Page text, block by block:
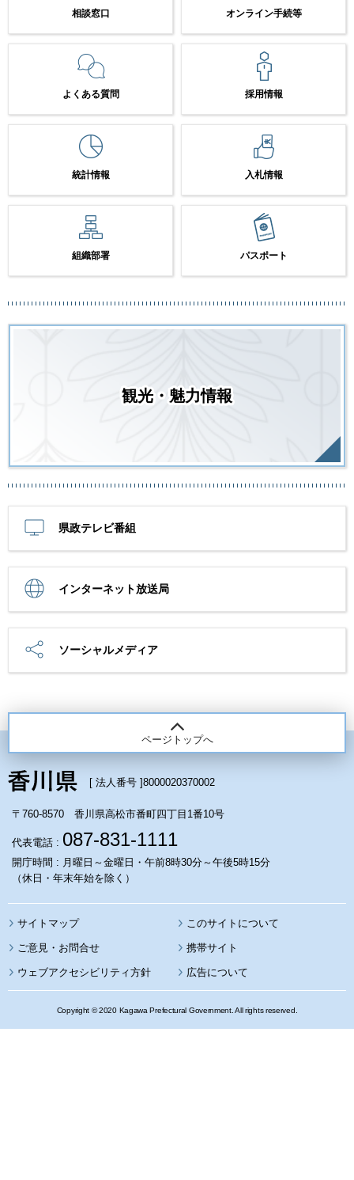
相談窓口 オンライン手続等
よくある質問 採用情報
統計情報 入札情報
組織部署 パスポート
観光・魅力情報
県政テレビ番組
インターネット放送局
ソーシャルメディア
ページトップへ
[ 法人番号 ]8000020370002
〒760-8570 香川県高松市番町四丁目1番10号
代表電話 : 087-831-1111
開庁時間 : 月曜日～金曜日・午前8時30分～午後5時15分
（休日・年末年始を除く）
サイトマップ このサイトについて
携帯サイト
ウェブアクセシビリティ方針 広告について
Copyright © 2020 Kagawa Prefectural Government. All rights reserved.